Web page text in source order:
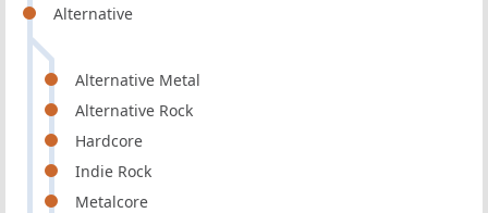
Alternative
Alternative Metal
Alternative Rock
Hardcore
Indie Rock
Metalcore